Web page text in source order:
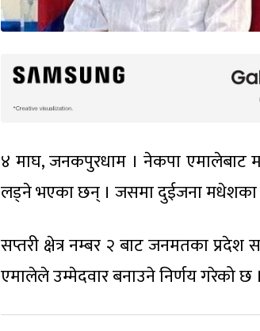
४ माघ, जनकपुरधाम । नेकपा एमालेबाट
लड्ने भएका छन् । जसमा दुईजना मधेशका
सप्तरी क्षेत्र नम्बर २ बाट जनमतका
एमालेले उम्मेदवार बनाउने निर्णय गरेको छ ।